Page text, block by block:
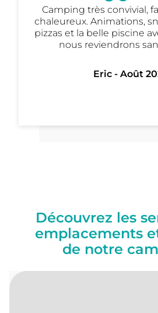
Camping très convivial,
chaleureux. Animations,
pizzas et la belle piscine
nous reviendrons
Eric - Août
Découvrez les
emplacements
de notre